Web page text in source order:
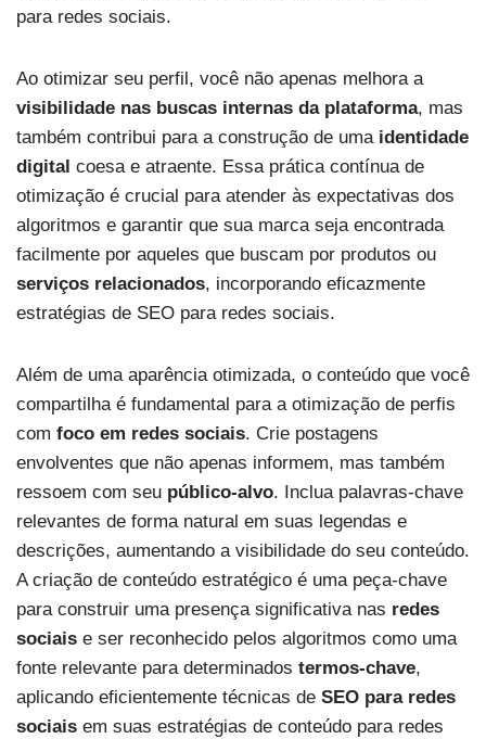
para redes sociais.
Ao otimizar seu perfil, você não apenas melhora a
visibilidade nas buscas internas da plataforma, mas
também contribui para a construção de umaidentidade
digital coesa e atraente. Essa prática contínua de
otimização é crucial para atender às expectativas dos
algoritmos e garantir que sua marca seja encontrada
facilmente por aqueles que buscam por produtos ou
serviços relacionados, incorporando eficazmente
estratégias de SEO para redes sociais.
Além de uma aparência otimizada, o conteúdo que você
compartilha é fundamental para a otimização de perfis
com foco em redes sociais. Crie postagens
envolventes que não apenas informem, mas também
ressoem com seu público-alvo. Inclua palavras-chave
relevantes de forma natural em suas legendas e
descrições, aumentando a visibilidade do seu conteúdo.
A criação de conteúdo estratégico é uma peça-chave
para construir uma presença significativa nas redes
sociais e ser reconhecido pelos algoritmos como uma
fonte relevante para determinados termos-chave,
aplicando eficientemente técnicas de SEO para redes
sociais em suas estratégias de conteúdo para redes